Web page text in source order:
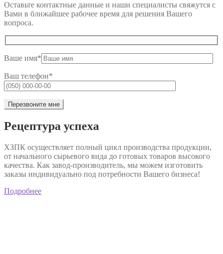
Оставьте контактные данные и наши специалисты свяжутся с
Вами в ближайшее рабочее время для решения Вашего
вопроса.
Ваше имя*
Ваш телефон*
Рецептура успеха
ХЗПК осуществляет полный цикл производства продукции,
от начального сырьевого вида до готовых товаров высокого
качества. Как завод-производитель, мы можем изготовить
заказы индивидуально под потребности Вашего бизнеса!
Подробнее